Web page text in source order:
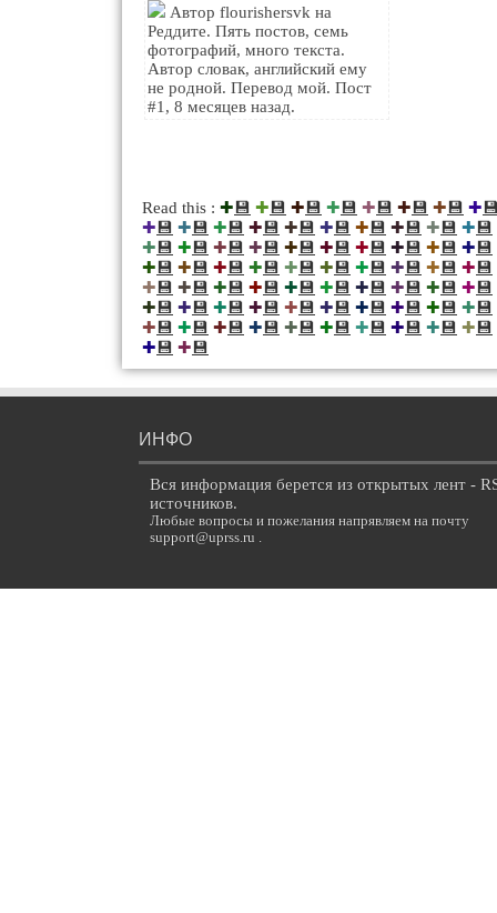
Реддите. Пять постов, семь
фотографий, много текста.
Автор словак, английский ему
не родной. Перевод мой. Пост
#1, 8 месяцев назад.
Read this : ✚💾 ✚💾 ✚💾 ✚💾 ✚💾 ✚💾 ✚💾 ✚
✚💾 ✚💾 ✚💾 ✚💾 ✚💾 ✚💾 ✚💾 ✚💾 ✚💾 ✚💾
✚💾 ✚💾 ✚💾 ✚💾 ✚💾 ✚💾 ✚💾 ✚💾 ✚💾 ✚💾
✚💾 ✚💾 ✚💾 ✚💾 ✚💾 ✚💾 ✚💾 ✚💾 ✚💾 ✚💾
✚💾 ✚💾 ✚💾 ✚💾 ✚💾 ✚💾 ✚💾 ✚💾 ✚💾 ✚💾
✚💾 ✚💾 ✚💾 ✚💾 ✚💾 ✚💾 ✚💾 ✚💾 ✚💾 ✚💾
✚💾 ✚💾 ✚💾 ✚💾 ✚💾 ✚💾 ✚💾 ✚💾 ✚💾 ✚💾
✚💾 ✚💾
ИНФО
Вся информация берется из открытых лент -
источников.
Любые вопросы и пожелания напрявляем на почту
support@uprss.ru .